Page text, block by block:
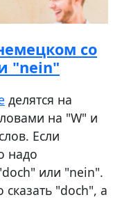
со
"nein"
делятся на
на "W" и
Если
надо
или "nein".
"doch", а